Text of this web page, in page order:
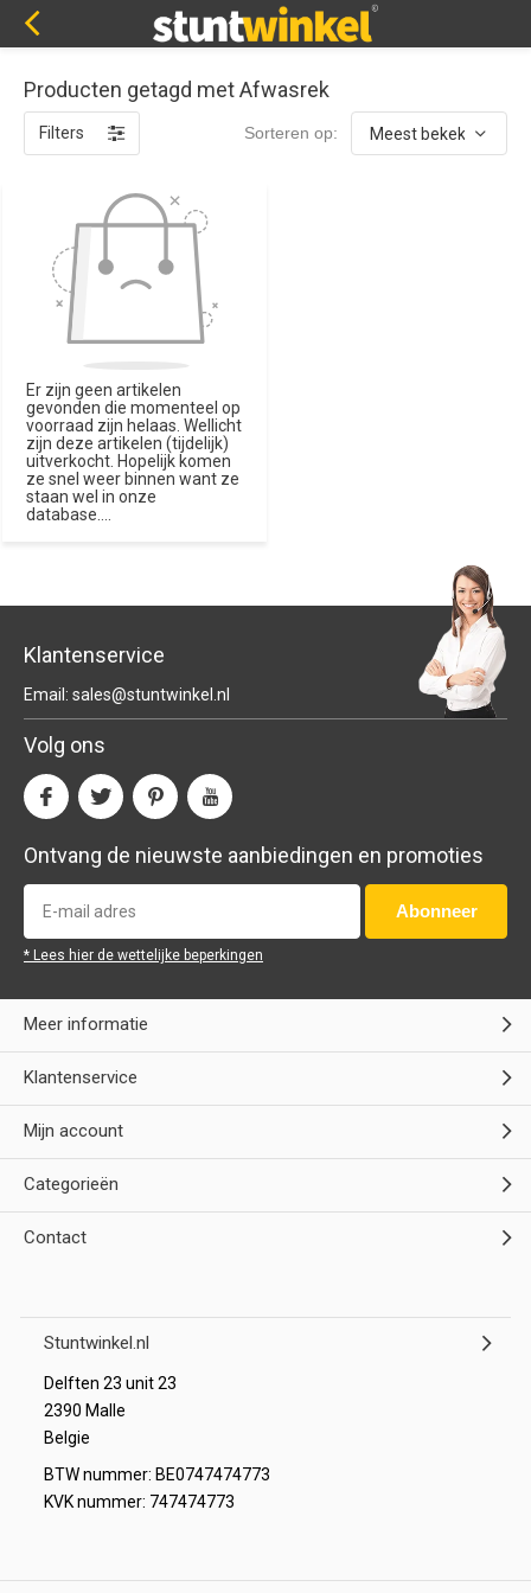
Producten getagd met Afwasrek
Filters Sorteren op:
Er zijn geen artikelen
gevonden die momenteel op
voorraad zijn helaas. Wellicht
zijn deze artikelen (tijdelijk)
uitverkocht. Hopelijk komen
ze snel weer binnen want ze
staan wel in onze
database....
Klantenservice
Email: sales@stuntwinkel.nl
Volg ons
Ontvang de nieuwste aanbiedingen en promoties
Abonneer
* Lees hier de wettelijke beperkingen
Meer informatie
Klantenservice
Mijn account
Categorieën
Contact
Stuntwinkel.nl
Delften 23 unit 23
2390 Malle
Belgie
BTW nummer: BE0747474773
KVK nummer: 747474773